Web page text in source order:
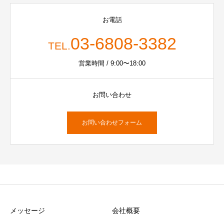
お電話
TEL.03-6808-3382
営業時間 / 9:00〜18:00
お問い合わせ
お問い合わせフォーム
メッセージ 会社概要